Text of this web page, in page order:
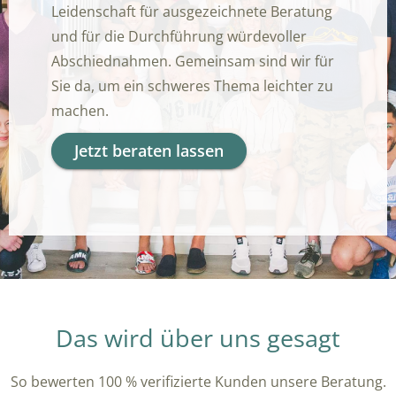
Leidenschaft für ausgezeichnete Beratung
und für die Durchführung würdevoller
Abschiednahmen. Gemeinsam sind wir für
Sie da, um ein schweres Thema leichter zu
machen.
Jetzt beraten lassen
Das wird über uns gesagt
So bewerten 100 % verifizierte Kunden unsere Beratung.